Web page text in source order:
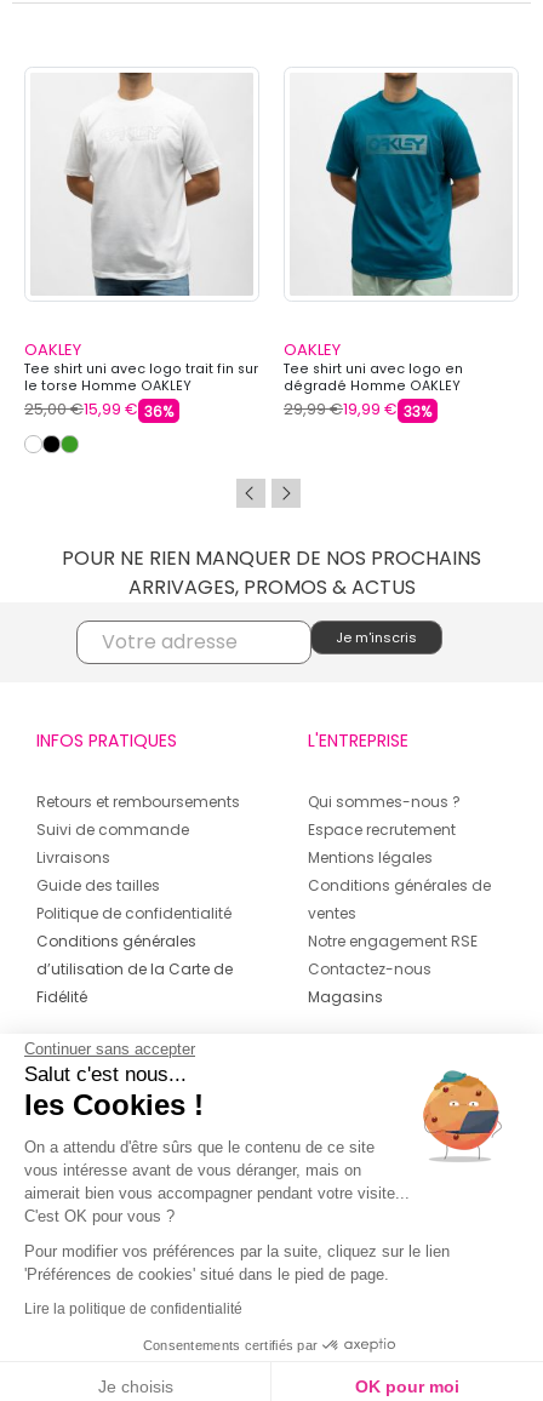
OAKLEY
Tee shirt uni avec logo trait fin sur
le torse Homme OAKLEY
25,00 €15,99 € 36%
OAKLEY
Tee shirt uni avec logo en
dégradé Homme OAKLEY
29,99 €19,99 € 33%
POUR NE RIEN MANQUER DE NOS PROCHAINS
ARRIVAGES, PROMOS & ACTUS
INFOS PRATIQUES
Retours et remboursements
Suivi de commande
Livraisons
Guide des tailles
Politique de confidentialité
Conditions générales
d’utilisation de la Carte de
Fidélité
L'ENTREPRISE
Qui sommes-nous ?
Espace recrutement
Mentions légales
Conditions générales de
ventes
Notre engagement RSE
Contactez-nous
Magasins
CONTACT
04 42 20 78 42
Du lundi au jeudi de 8h30 à 16h30 & le
vendredi de 8h30 à 15h30
Continuer sans accepter
Salut c'est nous...
les Cookies !
On a attendu d'être sûrs que le contenu de ce site
vous intéresse avant de vous déranger, mais on
aimerait bien vous accompagner pendant votre visite...
C'est OK pour vous ?
Pour modifier vos préférences par la suite, cliquez sur le lien
'Préférences de cookies' situé dans le pied de page.
Lire la politique de confidentialité
Consentements certifiés par
Je choisis OK pour moi